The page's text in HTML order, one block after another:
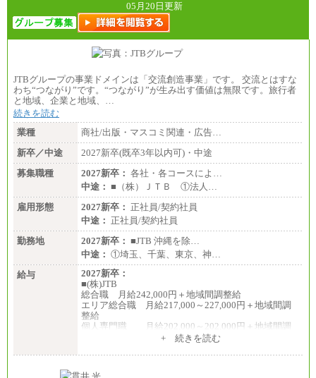
05月20日更新
JTBグループの事業ドメインは「交流創造事業」です。 交流とはすな
わち“つながり”です。“つながり”が生み出す価値は無限です。旅行者
と地域、企業と地域、…
続きを読む
業種
商社/出版・マスコミ関連・広告…
新卒／中途
2027新卒(既卒3年以内可)・中途
募集職種
2027新卒： 各社・各コースによ…
中途： ■（株）ＪＴＢ ①法人…
雇用形態
2027新卒： 正社員/契約社員
中途： 正社員/契約社員
勤務地
2027新卒： ■JTB 沖縄を除…
中途： ①埼玉、千葉、東京、神…
給与
2027新卒：
■(株)JTB
総合職 月給242,000円＋地域間調整給
エリア総合職 月給217,000～227,000円＋地域間調
整給
個人専門職 月給202,000～202,000円＋地域間調
+ 続きを読む